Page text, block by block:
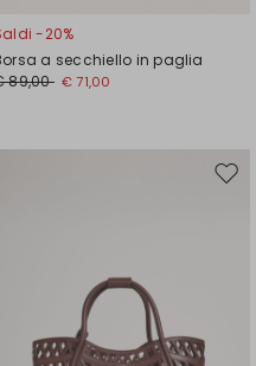
-20%
a secchiello in paglia
89,00 € 71,00